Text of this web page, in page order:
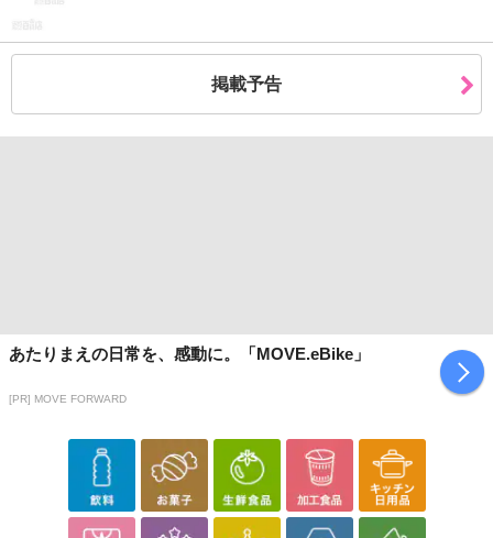
掲載予告
あたりまえの日常を、感動に。「MOVE.eBike」
[PR] MOVE FORWARD